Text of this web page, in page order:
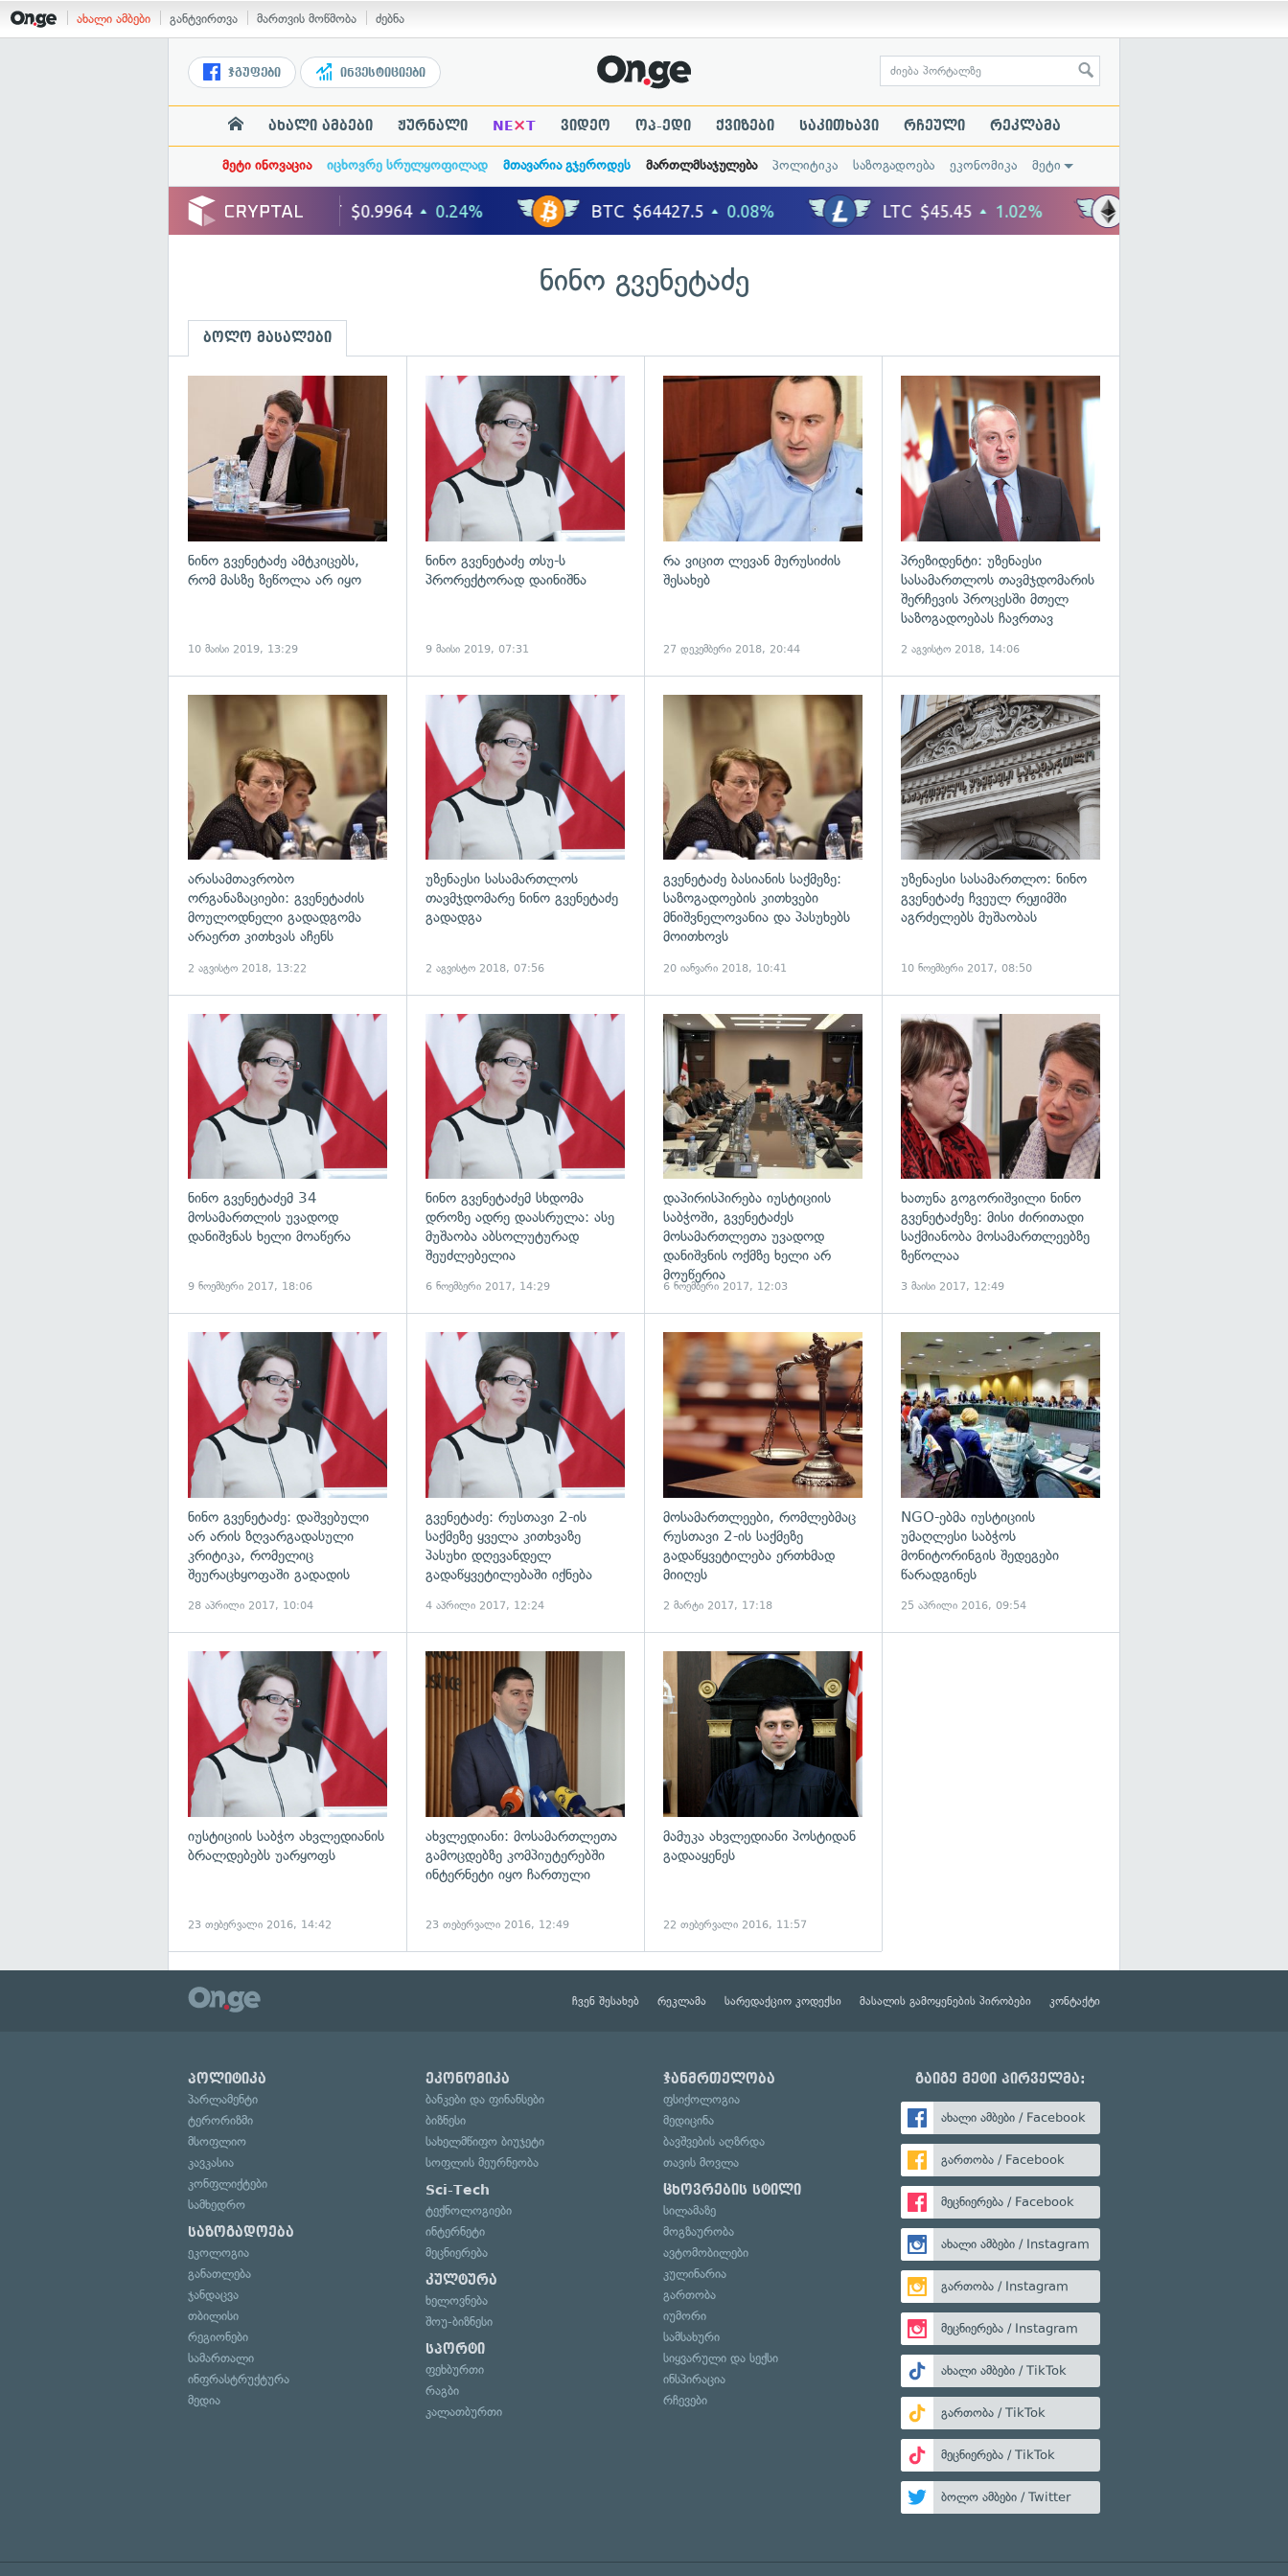
ახალი ამბები განტვირთვა მართვის მოწმობა ძებნა
ჯგუფები ინვესტიციები
ახალი ამბები ჟურნალი NE×T ვიდეო ოპ-ედი ქვიზები საკითხავი რჩეული რეკლამა
მეტი ინოვაცია იცხოვრე სრულყოფილად მთავარია გჯეროდეს მართლმსაჯულება პოლიტიკა საზოგადოება ეკონომიკა მეტი
ნინო გვენეტაძე
ბოლო მასალები
ნინო გვენეტაძე ამტკიცებს,
რომ მასზე ზეწოლა არ იყო
10 მაისი 2019, 13:29
ნინო გვენეტაძე თსუ-ს
პრორექტორად დაინიშნა
9 მაისი 2019, 07:31
გადახედვა
რა ვიცით ლევან მურუსიძის
შესახებ
27 დეკემბერი 2018, 20:44
პრეზიდენტი: უზენაესი
სასამართლოს თავმჯდომარის
შერჩევის პროცესში მთელ
საზოგადოებას ჩავრთავ
2 აგვისტო 2018, 14:06
არასამთავრობო
ორგანაზაციები: გვენეტაძის
მოულოდნელი გადადგომა
არაერთ კითხვას აჩენს
2 აგვისტო 2018, 13:22
უზენაესი სასამართლოს
თავმჯდომარე ნინო გვენეტაძე
გადადგა
2 აგვისტო 2018, 07:56
გადახედვა
გვენეტაძე ბასიანის საქმეზე:
საზოგადოების კითხვები
მნიშვნელოვანია და პასუხებს
მოითხოვს
20 იანვარი 2018, 10:41
უზენაესი სასამართლო: ნინო
გვენეტაძე ჩვეულ რეჟიმში
აგრძელებს მუშაობას
10 ნოემბერი 2017, 08:50
ნინო გვენეტაძემ 34
მოსამართლის უვადოდ
დანიშვნას ხელი მოაწერა
9 ნოემბერი 2017, 18:06
გადახედვა
ნინო გვენეტაძემ სხდომა
დროზე ადრე დაასრულა: ასე
მუშაობა აბსოლუტურად
შეუძლებელია
6 ნოემბერი 2017, 14:29
გადახედვა
დაპირისპირება იუსტიციის
საბჭოში, გვენეტაძეს
მოსამართლეთა უვადოდ
დანიშვნის ოქმზე ხელი არ
მოუწერია
6 ნოემბერი 2017, 12:03
ხათუნა გოგორიშვილი ნინო
გვენეტაძეზე: მისი ძირითადი
საქმიანობა მოსამართლეებზე
ზეწოლაა
3 მაისი 2017, 12:49
ნინო გვენეტაძე: დაშვებული
არ არის ზღვარგადასული
კრიტიკა, რომელიც
შეურაცხყოფაში გადადის
28 აპრილი 2017, 10:04
გადახედვა
გვენეტაძე: რუსთავი 2-ის
საქმეზე ყველა კითხვაზე
პასუხი დღევანდელ
გადაწყვეტილებაში იქნება
4 აპრილი 2017, 12:24
გადახედვა
მოსამართლეები, რომლებმაც
რუსთავი 2-ის საქმეზე
გადაწყვეტილება ერთხმად
მიიღეს
2 მარტი 2017, 17:18
NGO-ებმა იუსტიციის
უმაღლესი საბჭოს
მონიტორინგის შედეგები
წარადგინეს
25 აპრილი 2016, 09:54
გადახედვა
იუსტიციის საბჭო ახვლედიანის
ბრალდებებს უარყოფს
23 თებერვალი 2016, 14:42
ახვლედიანი: მოსამართლეთა
გამოცდებზე კომპიუტერებში
ინტერნეტი იყო ჩართული
23 თებერვალი 2016, 12:49
მამუკა ახვლედიანი პოსტიდან
გადააყენეს
22 თებერვალი 2016, 11:57
ჩვენ შესახებ რეკლამა სარედაქციო კოდექსი მასალის გამოყენების პირობები კონტაქტი
პოლიტიკა
პარლამენტი
ტერორიზმი
მსოფლიო
კავკასია
კონფლიქტები
სამხედრო
საზოგადოება
ეკოლოგია
განათლება
ჯანდაცვა
თბილისი
რეგიონები
სამართალი
ინფრასტრუქტურა
მედია
ეკონომიკა
ბანკები და ფინანსები
ბიზნესი
სახელმწიფო ბიუჯეტი
სოფლის მეურნეობა
Sci-Tech
ტექნოლოგიები
ინტერნეტი
მეცნიერება
კულტურა
ხელოვნება
შოუ-ბიზნესი
სპორტი
ფეხბურთი
რაგბი
კალათბურთი
ჯანმრთელობა
ფსიქოლოგია
მედიცინა
ბავშვების აღზრდა
თავის მოვლა
ცხოვრების სტილი
სილამაზე
მოგზაურობა
ავტომობილები
კულინარია
გართობა
იუმორი
სამსახური
სიყვარული და სექსი
ინსპირაცია
რჩევები
გაიგე მეტი პირველმა:
ახალი ამბები / Facebook
გართობა / Facebook
მეცნიერება / Facebook
ახალი ამბები / Instagram
გართობა / Instagram
მეცნიერება / Instagram
ახალი ამბები / TikTok
გართობა / TikTok
მეცნიერება / TikTok
ბოლო ამბები / Twitter